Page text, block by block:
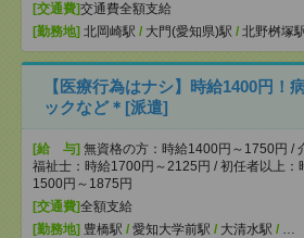
[交通費]交通費全額支給
[勤務地] 北岡崎駅 / 大門(愛知県)駅 / 北野桝塚
【医療行為はナシ】時給1400円！
ックなど＊[派遣]
[給 与] 無資格の方：時給1400円～1750円 /
福祉士：時給1700円～2125円 / 初任者以上：
1500円～1875円
[交通費]全額支給
[勤務地] 豊橋駅 / 愛知大学前駅 / 大清水駅 / …